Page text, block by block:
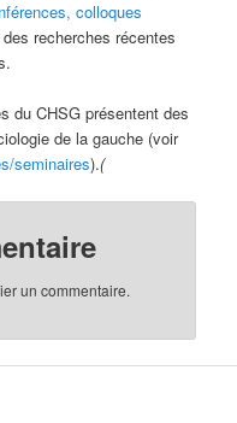
colloques
recherches récentes
du CHSG présentent des
de la gauche (voir
seminaires).(
un commentaire.